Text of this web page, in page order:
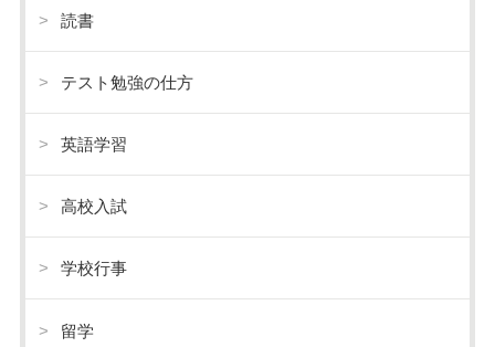
読書
テスト勉強の仕方
英語学習
高校入試
学校行事
留学